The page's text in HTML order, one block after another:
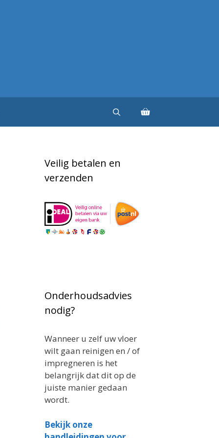
Veilig betalen en
verzenden
Onderhoudsadvies
nodig?
Wanneer u zelf uw vloer
wilt gaan reinigen en / of
impregneren is het
belangrijk dat dit op de
juiste manier gedaan
wordt.
Bekijk onze